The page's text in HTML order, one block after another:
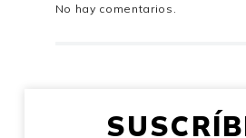
No hay comentarios.